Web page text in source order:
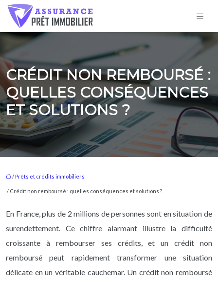
CRÉDIT NON REMBOURSÉ :
QUELLES CONSÉQUENCES
ET SOLUTIONS ?
/ Prêts et crédits immobiliers
/ Crédit non remboursé : quelles conséquences et solutions ?
En France, plus de 2 millions de personnes sont en situation de
surendettement. Ce chiffre alarmant illustre la difficulté
croissante à rembourser ses crédits, et un crédit non
remboursé peut rapidement transformer une situation
délicate en un véritable cauchemar. Un crédit non remboursé